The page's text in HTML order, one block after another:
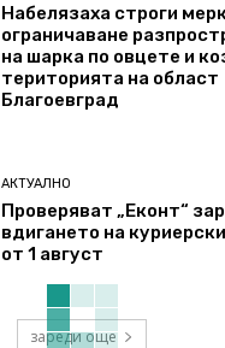
Набелязаха строги
ограничаване
на шарка по овцете и
територията на област
Благоевград
АКТУАЛНО
Проверяват „Еконт“
вдигането на
от 1 август
зареди още